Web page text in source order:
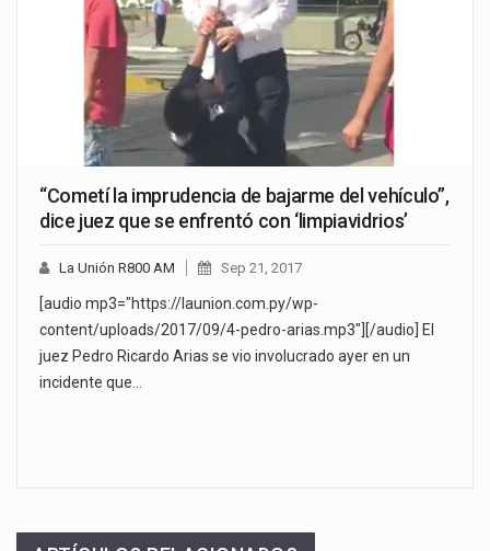
“Cometí la imprudencia de bajarme del vehículo”,
dice juez que se enfrentó con ‘limpiavidrios’
La Unión R800 AM Sep 21, 2017
[audio mp3="https://launion.com.py/wp-
content/uploads/2017/09/4-pedro-arias.mp3"][/audio] El
juez Pedro Ricardo Arias se vio involucrado ayer en un
incidente que…